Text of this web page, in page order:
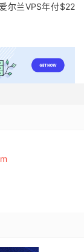
尔兰VPS年付$22